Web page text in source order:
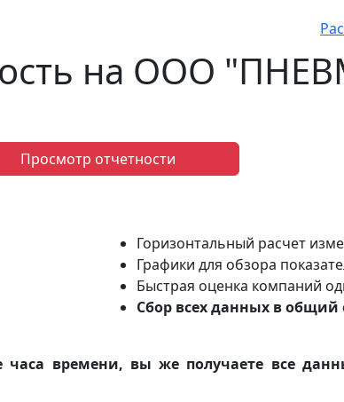
на ООО
Просмотр отчетности
Горизонтальный расчет
Графики для обзора
Быстрая оценка компаний
Сбор всех данных в общий
часа времени, вы же получаете все